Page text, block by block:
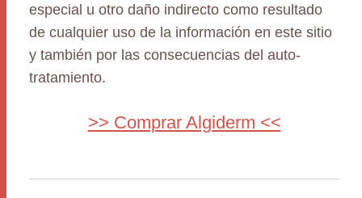
especial u otro daño indirecto como resultado
de cualquier uso de la información en este sitio
y también por las consecuencias del auto-
tratamiento.
>> Comprar Algiderm <<